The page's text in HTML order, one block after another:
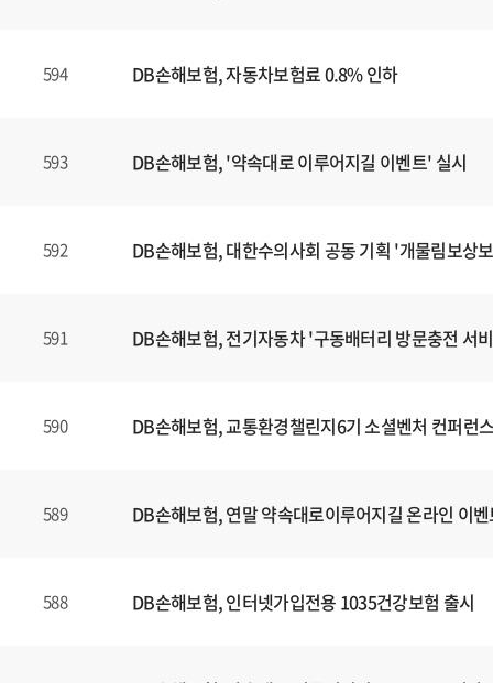
594 DB손해보험, 자동차보험료 0.8% 인하
593 DB손해보험, '약속대로 이루어지길 이벤트' 실시
592 DB손해보험, 대한수의사회 공동 기획 '개물림보상
591 DB손해보험, 전기자동차 '구동배터리 방문충전 서
590 DB손해보험, 교통환경챌린지6기 소셜벤처 컨퍼런
589 DB손해보험, 연말 약속대로이루어지길 온라인 이
588 DB손해보험, 인터넷가입전용 1035건강보험 출시